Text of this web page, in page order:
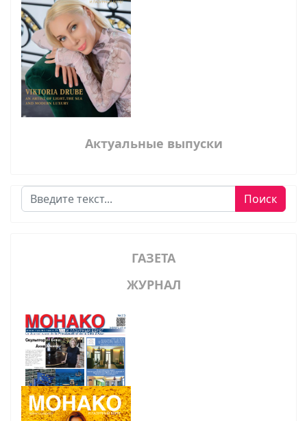
Актуальные выпуски
Поиск Поиск
ГАЗЕТА
ЖУРНАЛ